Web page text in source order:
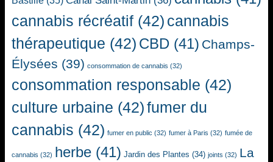
cannabis récréatif (42) cannabis
thérapeutique (42) CBD (41) Champs-
Élysées (39) consommation de cannabis (32)
consommation responsable (42)
culture urbaine (42)fumer du
cannabis (42) fumer en public (32) fumer à Paris (32) fumée de
cannabis (32) herbe (41) Jardin des Plantes (34) joints (32) La